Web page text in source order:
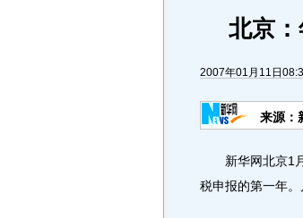
北京
2007年01月11日
来源：
新华网北京1月
税申报的第一年。